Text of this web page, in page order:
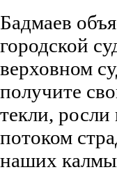
Бадмаев
городской
верховном
получите
текли,
потоком
наших